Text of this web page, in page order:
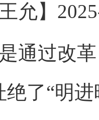
】2025-
过改革
绝了“明